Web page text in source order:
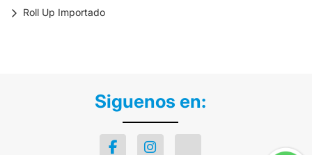
Roll Up Importado
Siguenos en: